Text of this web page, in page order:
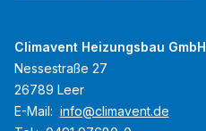
Climavent Heizungsbau GmbH
Nessestraße 27
26789 Leer
E-Mail: info@climavent.de